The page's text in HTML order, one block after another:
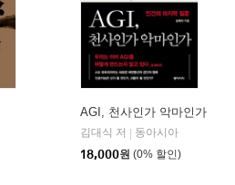
AGI, 천사인가 악마인가
김대식 저
동아시아
18,000원 (0% 할인)